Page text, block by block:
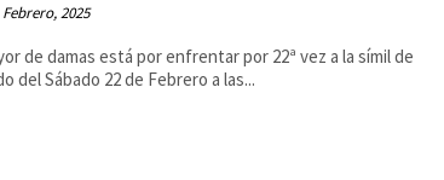
Febrero, 2025
de damas está por enfrentar por 22ª vez a la símil de
del Sábado 22 de Febrero a las...